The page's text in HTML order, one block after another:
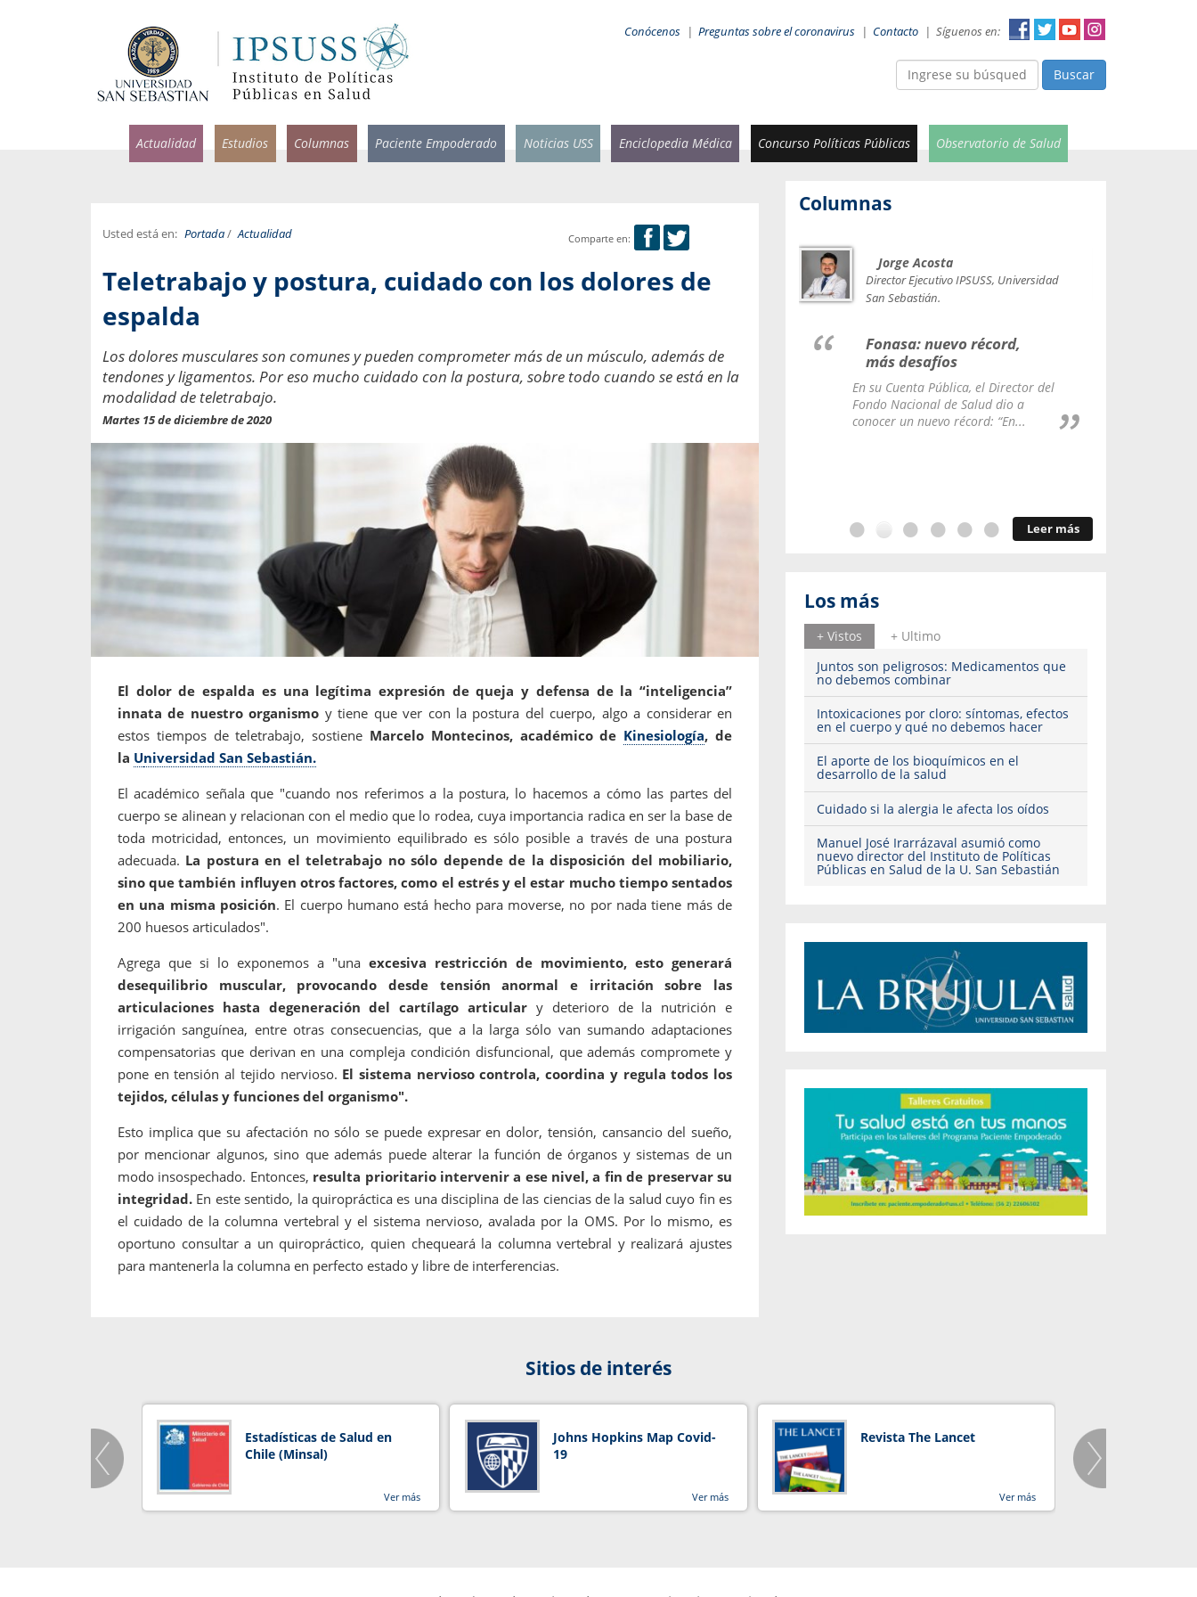
Conócenos | Preguntas sobre el coronavirus | Contacto | Síguenos en:
Buscar
Actualidad Estudios Columnas Paciente Empoderado Noticias USS Enciclopedia Médica Concurso Políticas Públicas Observatorio de Salud
Comparte en:
Usted está en: Portada/ Actualidad
Teletrabajo y postura, cuidado con los dolores de
espalda
Los dolores musculares son comunes y pueden comprometer más de un músculo, además de
tendones y ligamentos. Por eso mucho cuidado con la postura, sobre todo cuando se está en la
modalidad de teletrabajo.
Martes 15 de diciembre de 2020
El dolor de espalda es una legítima expresión de queja y defensa de la “inteligencia”
innata de nuestro organismo y tiene que ver con la postura del cuerpo, algo a considerar en
estos tiempos de teletrabajo, sostiene Marcelo Montecinos, académico de Kinesiología, de
la Universidad San Sebastián.
El académico señala que "cuando nos referimos a la postura, lo hacemos a cómo las partes del
cuerpo se alinean y relacionan con el medio que lo rodea, cuya importancia radica en ser la base de
toda motricidad, entonces, un movimiento equilibrado es sólo posible a través de una postura
adecuada. La postura en el teletrabajo no sólo depende de la disposición del mobiliario,
sino que también influyen otros factores, como el estrés y el estar mucho tiempo sentados
en una misma posición. El cuerpo humano está hecho para moverse, no por nada tiene más de
200 huesos articulados".
Agrega que si lo exponemos a "una excesiva restricción de movimiento, esto generará
desequilibrio muscular, provocando desde tensión anormal e irritación sobre las
articulaciones hasta degeneración del cartílago articular y deterioro de la nutrición e
irrigación sanguínea, entre otras consecuencias, que a la larga sólo van sumando adaptaciones
compensatorias que derivan en una compleja condición disfuncional, que además compromete y
pone en tensión al tejido nervioso. El sistema nervioso controla, coordina y regula todos los
tejidos, células y funciones del organismo".
Esto implica que su afectación no sólo se puede expresar en dolor, tensión, cansancio del sueño,
por mencionar algunos, sino que además puede alterar la función de órganos y sistemas de un
modo insospechado. Entonces, resulta prioritario intervenir a ese nivel, a fin de preservar su
integridad. En este sentido, la quiropráctica es una disciplina de las ciencias de la salud cuyo fin es
el cuidado de la columna vertebral y el sistema nervioso, avalada por la OMS. Por lo mismo, es
oportuno consultar a un quiropráctico, quien chequeará la columna vertebral y realizará ajustes
para mantenerla la columna en perfecto estado y libre de interferencias.
Columnas
por incapacidad
entregados por la
sobre viajes al extranjero
Infectólogo y profesor asistente de
Medicina, Universidad San Sebastián
Usamos la palabra pandemia cuando
una enfermedad contagiosa se
propaga a un gran número de...
Decana facultad de Odontología,
salud bucal?
En Chile, nadie muere de caries ni de
Jorge Acosta
Director Ejecutivo IPSUSS, Universidad
San Sebastián.
Fonasa: nuevo récord,
más desafíos
En su Cuenta Pública, el Director del
Fondo Nacional de Salud dio a
conocer un nuevo récord: “En...
Leer más
Los más
+ Vistos
+ Ultimo
Juntos son peligrosos: Medicamentos que
no debemos combinar
Intoxicaciones por cloro: síntomas, efectos
en el cuerpo y qué no debemos hacer
El aporte de los bioquímicos en el
desarrollo de la salud
Cuidado si la alergia le afecta los oídos
Manuel José Irarrázaval asumió como
nuevo director del Instituto de Políticas
Públicas en Salud de la U. San Sebastián
Sitios de interés
Estadísticas de Salud en
Chile (Minsal)
Ver más
Johns Hopkins Map Covid-
19
Ver más
Revista The Lancet
Ver más